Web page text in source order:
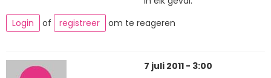
Login
of registreer om te reageren
7 juli 2011 - 3:00